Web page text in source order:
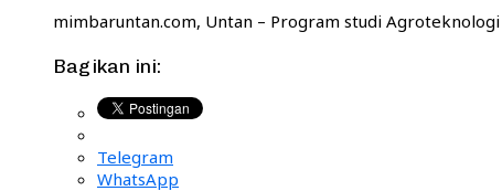
mimbaruntan.com, Untan – Program studi
Bagikan ini:
Telegram
WhatsApp